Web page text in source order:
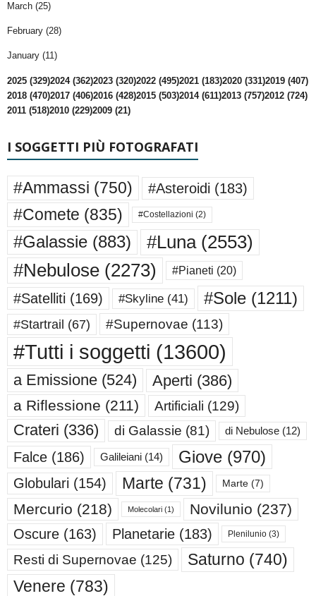
March (25)
February (28)
January (11)
2025 (329)2024 (362)2023 (320)2022 (495)2021 (183)2020 (331)2019 (407)
2018 (470)2017 (406)2016 (428)2015 (503)2014 (611)2013 (757)2012 (724)
2011 (518)2010 (229)2009 (21)
I SOGGETTI PIÙ FOTOGRAFATI
#Ammassi (750) #Asteroidi (183)
#Comete (835) #Costellazioni (2)
#Galassie (883) #Luna(2553)
#Nebulose (2273) #Pianeti (20)
#Satelliti (169) #Skyline (41) #Sole (1211)
#Startrail (67) #Supernovae (113)
#Tutti i soggetti (13600)
a Emissione (524) Aperti (386)
a Riflessione (211) Artificiali (129)
Crateri (336) di Galassie (81) di Nebulose (12)
Falce (186) Galileiani (14) Giove (970)
Globulari (154) Marte (731) Marte (7)
Mercurio (218) Molecolari (1) Novilunio (237)
Oscure (163) Planetarie (183) Plenilunio (3)
Resti di Supernovae (125) Saturno (740)
Venere (783)